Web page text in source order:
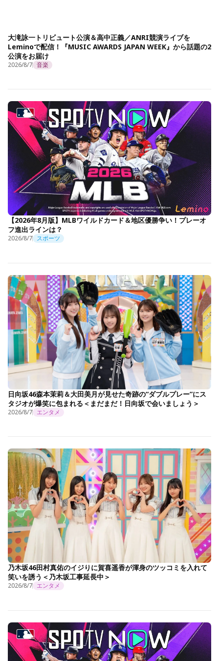
大滝詠一トリビュート公演＆高中正義／ANRI競演ライブを
Leminoで配信！『MUSIC AWARDS JAPAN WEEK』から話題の2
公演をお届け
2026/8/7 音楽
【2026年8月版】MLBワイルドカード＆地区優勝争い！プレーオ
フ進出ラインは？
2026/8/7 スポーツ
日向坂46森本茉莉＆大田美月が見せた奇跡の“ダブルプレー”にス
タジオが爆笑に包まれる＜まだまだ！日向坂で会いましょう＞
2026/8/7 エンタメ
乃木坂46田村真佑のイジりに賀喜遥香が渾身のツッコミを入れて
笑いを誘う＜乃木坂工事延長中＞
2026/8/7 エンタメ